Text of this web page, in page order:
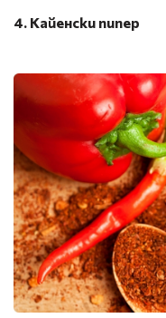
4. Кайенски пипер